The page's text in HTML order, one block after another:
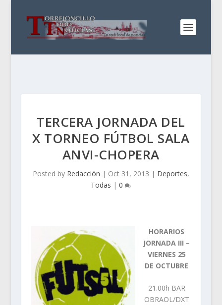
TERCERA JORNADA DEL
X TORNEO FÚTBOL SALA
ANVI-CHOPERA
Posted by Redacción | Oct 31, 2013 | Deportes,
Todas |0
HORARIOS
JORNADA III –
VIERNES 25
DE OCTUBRE
21.00h BAR
OBRAOL/DXT